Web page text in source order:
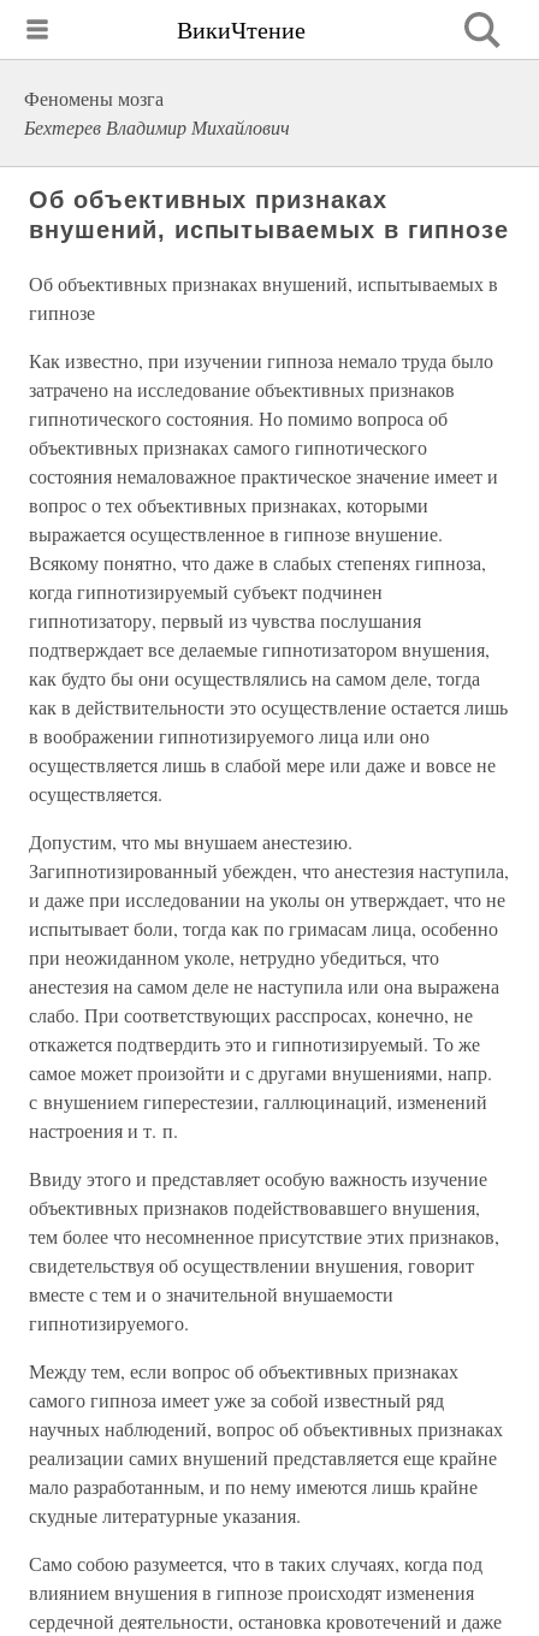
ВикиЧтение
Феномены мозга
Бехтерев Владимир Михайлович
Об объективных признаках
внушений, испытываемых в гипнозе
Об объективных признаках внушений, испытываемых в
гипнозе
Как известно, при изучении гипноза немало труда было
затрачено на исследование объективных признаков
гипнотического состояния. Но помимо вопроса об
объективных признаках самого гипнотического
состояния немаловажное практическое значение имеет и
вопрос о тех объективных признаках, которыми
выражается осуществленное в гипнозе внушение.
Всякому понятно, что даже в слабых степенях гипноза,
когда гипнотизируемый субъект подчинен
гипнотизатору, первый из чувства послушания
подтверждает все делаемые гипнотизатором внушения,
как будто бы они осуществлялись на самом деле, тогда
как в действительности это осуществление остается лишь
в воображении гипнотизируемого лица или оно
осуществляется лишь в слабой мере или даже и вовсе не
осуществляется.
Допустим, что мы внушаем анестезию.
Загипнотизированный убежден, что анестезия наступила,
и даже при исследовании на уколы он утверждает, что не
испытывает боли, тогда как по гримасам лица, особенно
при неожиданном уколе, нетрудно убедиться, что
анестезия на самом деле не наступила или она выражена
слабо. При соответствующих расспросах, конечно, не
откажется подтвердить это и гипнотизируемый. То же
самое может произойти и с другами внушениями, напр.
с внушением гиперестезии, галлюцинаций, изменений
настроения и т. п.
Ввиду этого и представляет особую важность изучение
объективных признаков подействовавшего внушения,
тем более что несомненное присутствие этих признаков,
свидетельствуя об осуществлении внушения, говорит
вместе с тем и о значительной внушаемости
гипнотизируемого.
Между тем, если вопрос об объективных признаках
самого гипноза имеет уже за собой известный ряд
научных наблюдений, вопрос об объективных признаках
реализации самих внушений представляется еще крайне
мало разработанным, и по нему имеются лишь крайне
скудные литературные указания.
Само собою разумеется, что в таких случаях, когда под
влиянием внушения в гипнозе происходят изменения
сердечной деятельности, остановка кровотечений и даже